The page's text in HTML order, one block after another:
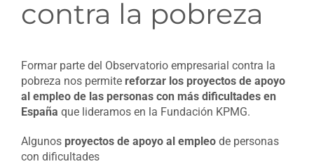
contra la pobreza
Formar parte del Observatorio empresarial contra la
pobreza nos permite reforzar los proyectos de apoyo
al empleo de las personas con más dificultades en
España que lideramos en la Fundación KPMG.
Algunos proyectos de apoyo al empleode personas
con dificultades